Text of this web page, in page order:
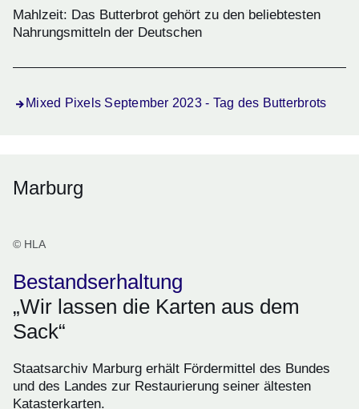
Mahlzeit: Das Butterbrot gehört zu den beliebtesten
Nahrungsmitteln der Deutschen
Mixed Pixels September 2023 - Tag des Butterbrots
Marburg
© HLA
Bestandserhaltung
„Wir lassen die Karten aus dem
Sack“
Staatsarchiv Marburg erhält Fördermittel des Bundes
und des Landes zur Restaurierung seiner ältesten
Katasterkarten.